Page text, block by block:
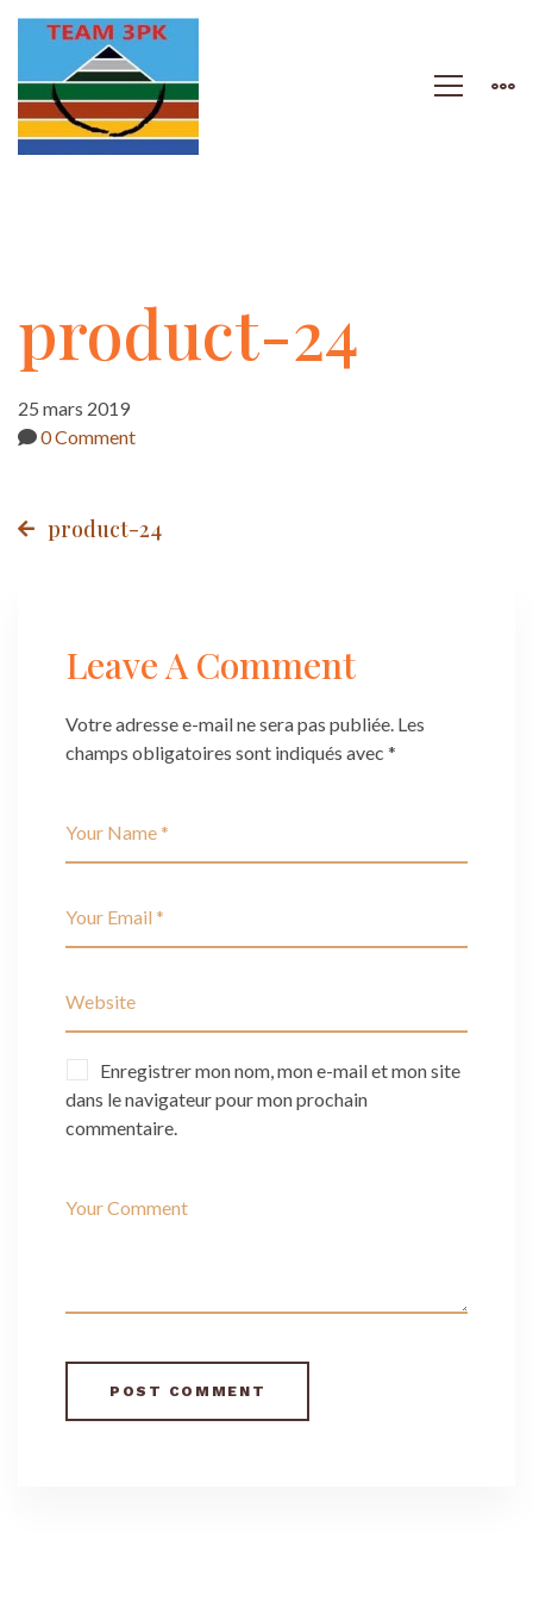
product-
24
product-24
25 mars 2019
0 Comment
Post
product-24
Leave A Comment
Votre adresse e-mail ne sera pas publiée. Les
champs obligatoires sont indiqués avec *
Enregistrer mon nom, mon e-mail et mon site
dans le navigateur pour mon prochain
commentaire.